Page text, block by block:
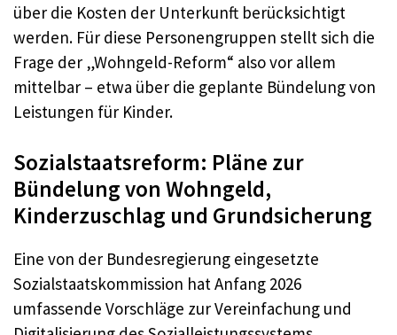
über die Kosten der Unterkunft berücksichtigt
werden. Für diese Personengruppen stellt sich die
Frage der „Wohngeld-Reform“ also vor allem
mittelbar – etwa über die geplante Bündelung von
Leistungen für Kinder.
Sozialstaatsreform: Pläne zur
Bündelung von Wohngeld,
Kinderzuschlag und Grundsicherung
Eine von der Bundesregierung eingesetzte
Sozialstaatskommission hat Anfang 2026
umfassende Vorschläge zur Vereinfachung und